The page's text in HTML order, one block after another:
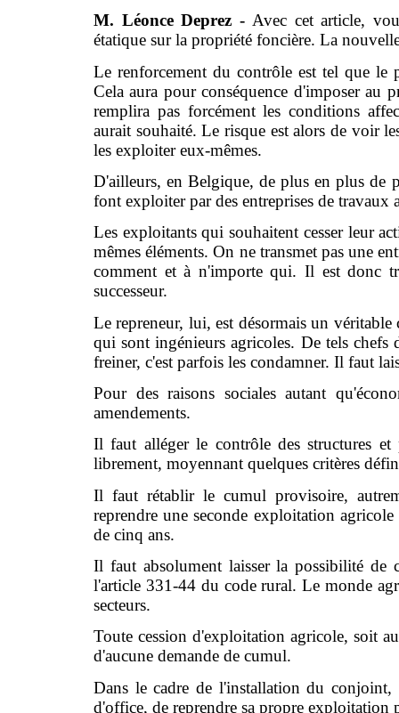
M. Léonce Deprez -Avec cet article,
étatique sur la propriété foncière. La
Le renforcement du contrôle est tel que le
Cela aura pour conséquence d'imposer au
remplira pas forcément les conditions
aurait souhaité. Le risque est alors de voir
les exploiter eux-mêmes.
D'ailleurs, en Belgique, de plus en plus de
font exploiter par des entreprises de travaux
Les exploitants qui souhaitent cesser leur
mêmes éléments. On ne transmet pas une
comment et à n'importe qui. Il est donc
successeur.
Le repreneur, lui, est désormais un
qui sont ingénieurs agricoles. De tels
freiner, c'est parfois les condamner. Il faut
Pour des raisons sociales autant
amendements.
Il faut alléger le contrôle des structures
librement, moyennant quelques critères
Il faut rétablir le cumul provisoire,
reprendre une seconde exploitation
de cinq ans.
Il faut absolument laisser la possibilité de
l'article 331-44 du code rural. Le monde
secteurs.
Toute cession d'exploitation agricole, soit
d'aucune demande de cumul.
Dans le cadre de l'installation du
d'office, de reprendre sa propre exploitation